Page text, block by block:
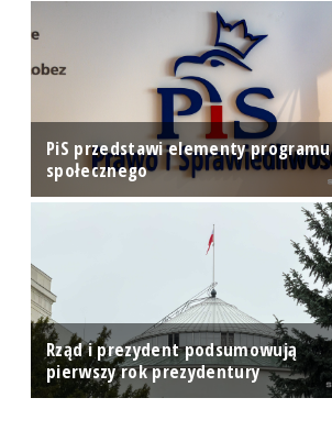
PiS przedstawi elementy programu
społecznego
Rząd i prezydent podsumowują
pierwszy rok prezydentury